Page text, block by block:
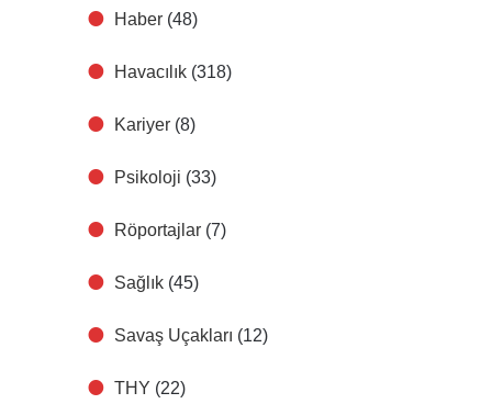
Haber (48)
Havacılık (318)
Kariyer (8)
Psikoloji (33)
Röportajlar (7)
Sağlık (45)
Savaş Uçakları (12)
THY (22)